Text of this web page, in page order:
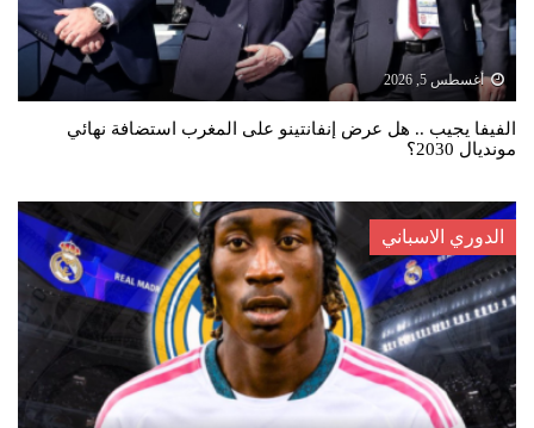
أغسطس 5, 2026
الفيفا يجيب .. هل عرض إنفانتينو على المغرب استضافة نهائي
مونديال 2030؟
الدوري الاسباني